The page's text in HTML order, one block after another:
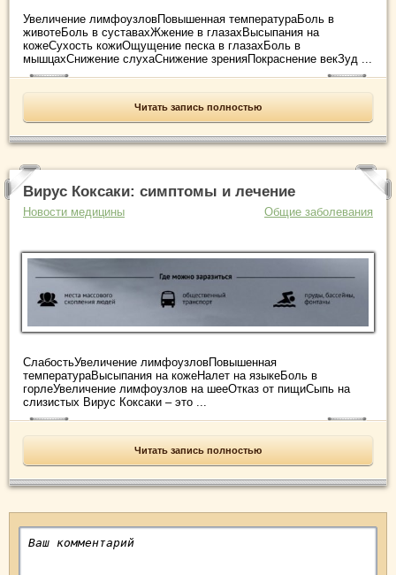
Увеличение лимфоузловПовышенная температураБоль в
животеБоль в суставахЖжение в глазахВысыпания на
кожеСухость кожиОщущение песка в глазахБоль в
мышцахСнижение слухаСнижение зренияПокраснение векЗуд ...
Читать запись полностью
Вирус Коксаки: симптомы и лечение
Новости медицины Общие заболевания
СлабостьУвеличение лимфоузловПовышенная
температураВысыпания на кожеНалет на языкеБоль в
горлеУвеличение лимфоузлов на шееОтказ от пищиСыпь на
слизистых Вирус Коксаки – это ...
Читать запись полностью